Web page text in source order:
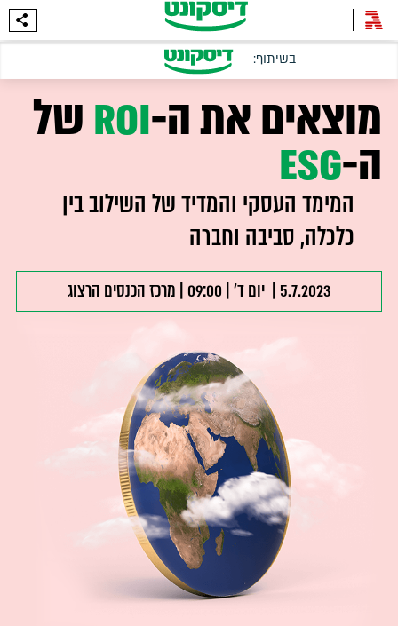
מוצאים את ה-ROIשל
ה-ESG
המימד העסקי והמדיד של השילוב בין
כלכלה, סביבה וחברה
5.7.2023 | יום ד' | 09:00 | מרכז הכנסים הרצוג